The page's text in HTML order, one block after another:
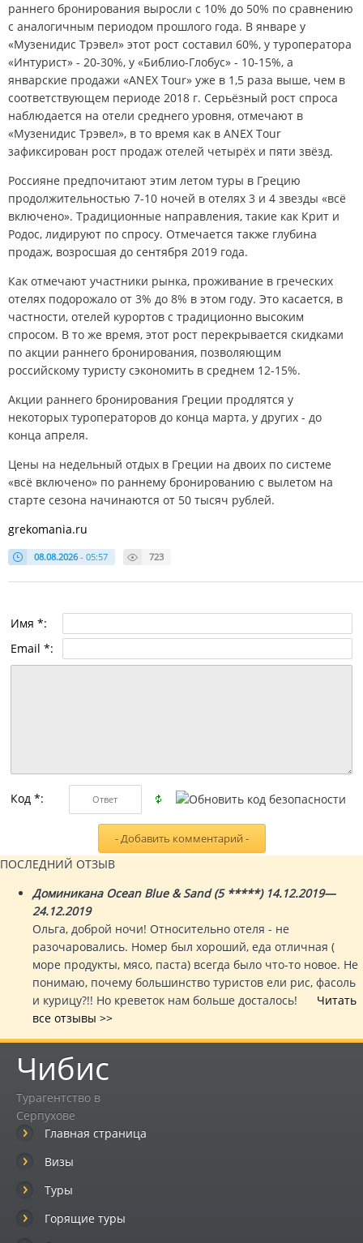
раннего бронирования выросли с 10% до 50% по сравнению
с аналогичным периодом прошлого года. В январе у
«Музенидис Трэвел» этот рост составил 60%, у туроператора
«Интурист» - 20-30%, у «Библио-Глобус» - 10-15%, а
январские продажи «ANEX Tour» уже в 1,5 раза выше, чем в
соответствующем периоде 2018 г. Серьёзный рост спроса
наблюдается на отели среднего уровня, отмечают в
«Музенидис Трэвел», в то время как в ANEX Tour
зафиксирован рост продаж отелей четырёх и пяти звёзд.
Россияне предпочитают этим летом туры в Грецию
продолжительностью 7-10 ночей в отелях 3 и 4 звезды «всё
включено». Традиционные направления, такие как Крит и
Родос, лидируют по спросу. Отмечается также глубина
продаж, возросшая до сентября 2019 года.
Как отмечают участники рынка, проживание в греческих
отелях подорожало от 3% до 8% в этом году. Это касается, в
частности, отелей курортов с традиционно высоким
спросом. В то же время, этот рост перекрывается скидками
по акции раннего бронирования, позволяющим
российскому туристу сэкономить в среднем 12-15%.
Акции раннего бронирования Греции продлятся у
некоторых туроператоров до конца марта, у других - до
конца апреля.
Цены на недельный отдых в Греции на двоих по системе
«всё включено» по раннему бронированию с вылетом на
старте сезона начинаются от 50 тысяч рублей.
grekomania.ru
08.08.2026- 05:57 723
Имя *:
Email *:
Код *:
ПОСЛЕДНИЙ ОТЗЫВ
Доминикана Ocean Blue & Sand (5 *****) 14.12.2019—
24.12.2019
Ольга, доброй ночи! Относительно отеля - не
разочаровались. Номер был хороший, еда отличная (
море продукты, мясо, паста) всегда было что-то новое. Не
понимаю, почему большинство туристов ели рис, фасоль
и курицу?!! Но креветок нам больше досталось! Читать
все отзывы >>
Чибис
Турагентство в
Серпухове
Главная страница
Визы
Туры
Горящие туры